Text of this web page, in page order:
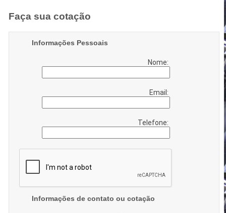
Faça sua cotação
Informações Pessoais
Nome:
Email:
Telefone:
Informações de contato ou cotação